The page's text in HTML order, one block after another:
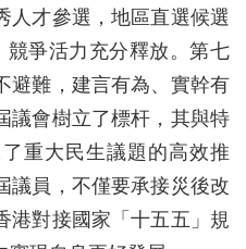
人才參選，地區直選候選
競爭活力充分釋放。第七
避難，建言有為、實幹有
議會樹立了標杆，其與特
重大民生議題的高效推
議員，不僅要承接災後改
港對接國家「十五五」規